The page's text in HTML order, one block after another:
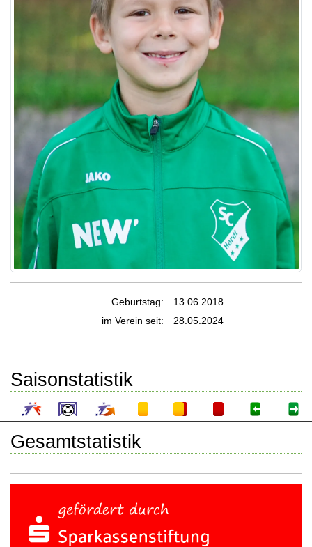
Geburtstag:
13.06.2018
im Verein seit:
28.05.2024
Saisonstatistik
Gesamtstatistik